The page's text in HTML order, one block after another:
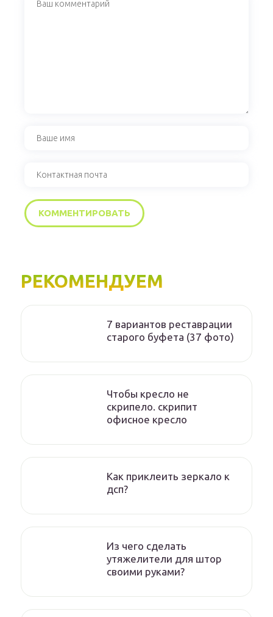
РЕКОМЕНДУЕМ
7 вариантов реставрации
старого буфета (37 фото)
Чтобы кресло не
скрипело. скрипит
офисное кресло
Как приклеить зеркало к
дсп?
Из чего сделать
утяжелители для штор
своими руками?